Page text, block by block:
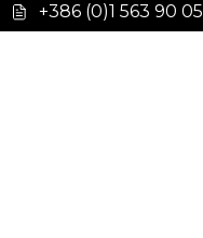
+386 (0)1 563 90 05